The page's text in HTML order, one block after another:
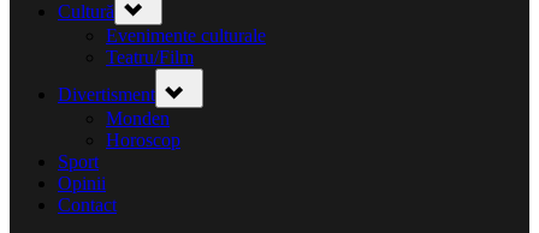
Cultură
sub-
menu
Evenimente culturale
Teatru/Film
Divertisment sub-
menu
Monden
Horoscop
Sport
Opinii
Contact